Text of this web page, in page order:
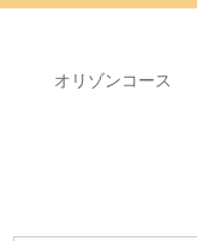
オリゾンコース